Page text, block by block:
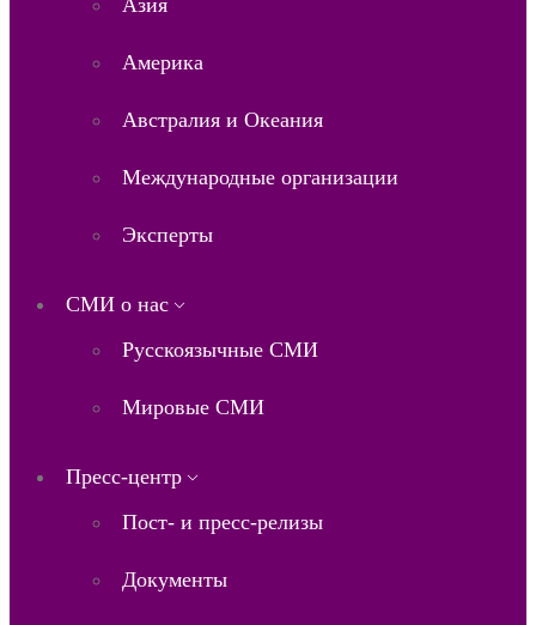
Азия
Америка
Австралия и Океания
Международные организации
Эксперты
СМИ о нас
Русскоязычные СМИ
Мировые СМИ
Пресс-центр
Пост- и пресс-релизы
Документы